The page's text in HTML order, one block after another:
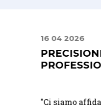
16 04 2026
PRECISIONE E
Ci siamo affidati